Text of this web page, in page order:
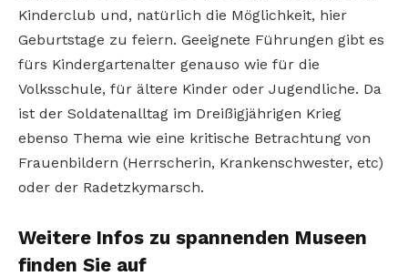
Kinderclub und, natürlich die Möglichkeit, hier
Geburtstage zu feiern. Geeignete Führungen gibt es
fürs Kindergartenalter genauso wie für die
Volksschule, für ältere Kinder oder Jugendliche. Da
ist der Soldatenalltag im Dreißigjährigen Krieg
ebenso Thema wie eine kritische Betrachtung von
Frauenbildern (Herrscherin, Krankenschwester, etc)
oder der Radetzkymarsch.
Weitere Infos zu spannenden Museen
finden Sie auf